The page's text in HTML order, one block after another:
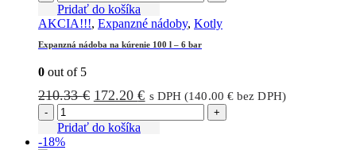
Pridať do košíka
AKCIA!!!, Expanzné nádoby, Kotly
Expanzná nádoba na kúrenie 100 l – 6 bar
0 out of 5
210.33€ Pôvodná
bola:
172.20€Aktuálna
s DPH (140.00 € bez DPH)
- +
Pridať do košíka
-18%